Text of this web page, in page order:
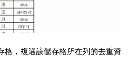
格，複選該儲存格所在列的去重資